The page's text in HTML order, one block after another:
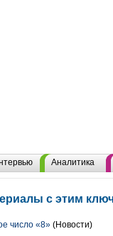
Аналитика
с этим
число «8» (Новости)